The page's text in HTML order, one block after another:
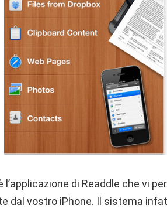
l’applicazione di Readdle che vi
dal vostro iPhone. Il sistema